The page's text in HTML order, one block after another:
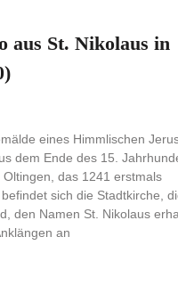
aus St. Nikolaus in
eines Himmlischen
dem Ende des 15.
das 1241 erstmals
sich die Stadtkirche,
den Namen St. Nikolaus
an